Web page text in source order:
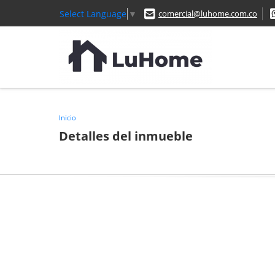
Select Language ▼ comercial@luhome.com.co
Inicio
Detalles del inmueble